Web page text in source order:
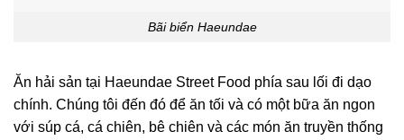
Bãi biển Haeundae
Ăn hải sản tại Haeundae Street Food phía sau lối đi dạo
chính. Chúng tôi đến đó để ăn tối và có một bữa ăn ngon
với súp cá, cá chiên, bê chiên và các món ăn truyền thống